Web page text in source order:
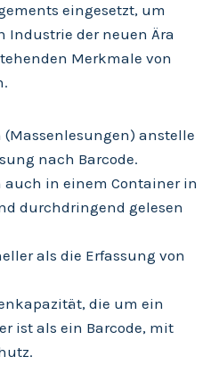
eingesetzt, um
Industrie der neuen Ära
Merkmale von
(Massenlesungen) anstelle
nach Barcode.
auch in einem Container in
durchdringend gelesen
als die Erfassung von
die um ein
ist als ein Barcode, mit